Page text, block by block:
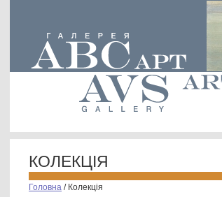
КОЛЕКЦІЯ
Головна / Колекція